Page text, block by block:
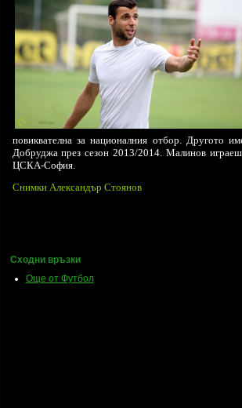
повиквателна за националния отбор. Другото
Добруджа през сезон 2013/2014. Малинов
ЦСКА-София.
Снимки Александър Стоянов
Сходни връзки
Още от Футбол